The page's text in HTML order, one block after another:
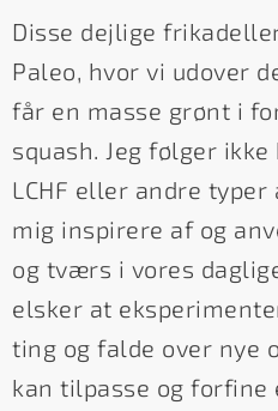
Disse dejlige
Paleo, hvor vi udover
får en masse grønt i
squash. Jeg følger
LCHF eller andre
mig inspirere af og
og tværs i vores
elsker at
ting og falde over nye
kan tilpasse og forfine